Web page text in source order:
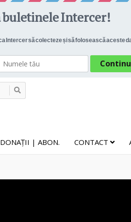
DONAȚII | ABON. CONTACT